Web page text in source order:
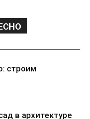
строим
в архитектуре